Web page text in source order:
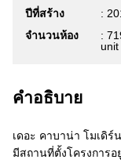
ปีที่สร้าง
:
จำนวนห้อง
:
unit
คำอธิบาย
เดอะ คาบาน่า โมเดิ
มีสถานที่ตั้งโครงการ